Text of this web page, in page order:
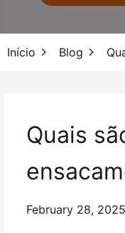
Início Blog
Quais
February 28, 2025